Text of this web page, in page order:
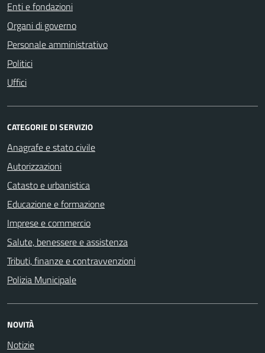
Enti e fondazioni
Organi di governo
Personale amministrativo
Politici
Uffici
CATEGORIE DI SERVIZIO
Anagrafe e stato civile
Autorizzazioni
Catasto e urbanistica
Educazione e formazione
Imprese e commercio
Salute, benessere e assistenza
Tributi, finanze e contravvenzioni
Polizia Municipale
NOVITÀ
Notizie